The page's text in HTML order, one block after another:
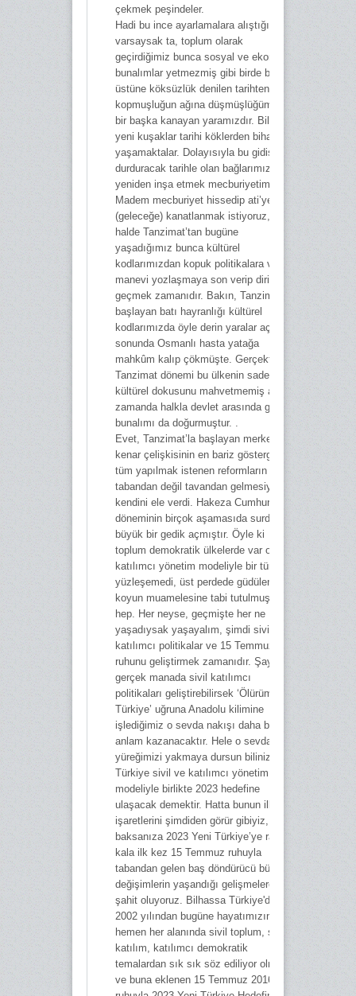
çekmek peşindeler.
Hadi bu ince ayarlamalara alıştığımızı
varsaysak ta, toplum olarak
geçirdiğimiz bunca sosyal ve ekonomik
bunalımlar yetmezmiş gibi birde bunun
üstüne köksüzlük denilen tarihten
kopmuşluğun ağına düşmüşlüğümüzde
bir başka kanayan yaramızdır. Bilhassa
yeni kuşaklar tarihi köklerden bihaber
yaşamaktalar. Dolayısıyla bu gidişatı
durduracak tarihle olan bağlarımızı
yeniden inşa etmek mecburiyetimiz var.
Madem mecburiyet hissedip ati’ye
(geleceğe) kanatlanmak istiyoruz, o
halde Tanzimat’tan bugüne
yaşadığımız bunca kültürel
kodlarımızdan kopuk politikalara ve
manevi yozlaşmaya son verip dirilişe
geçmek zamanıdır. Bakın, Tanzimat’la
başlayan batı hayranlığı kültürel
kodlarımızda öyle derin yaralar açtı ki,
sonunda Osmanlı hasta yatağa
mahkûm kalıp çökmüşte. Gerçekten
Tanzimat dönemi bu ülkenin sadece
kültürel dokusunu mahvetmemiş aynı
zamanda halkla devlet arasında güven
bunalımı da doğurmuştur. .
Evet, Tanzimat’la başlayan merkez-
kenar çelişkisinin en bariz göstergesi
tüm yapılmak istenen reformların
tabandan değil tavandan gelmesiyle
kendini ele verdi. Hakeza Cumhuriyet
döneminin birçok aşamasıda surda
büyük bir gedik açmıştır. Öyle ki
toplum demokratik ülkelerde var olan
katılımcı yönetim modeliyle bir türlü
yüzleşemedi, üst perdede güdülen
koyun muamelesine tabi tutulmuştur
hep. Her neyse, geçmişte her ne
yaşadıysak yaşayalım, şimdi sivil
katılımcı politikalar ve 15 Temmuz
ruhunu geliştirmek zamanıdır. Şayet
gerçek manada sivil katılımcı
politikaları geliştirebilirsek ‘Ölürüm
Türkiye’ uğruna Anadolu kilimine
işlediğimiz o sevda nakışı daha bir
anlam kazanacaktır. Hele o sevda
yüreğimizi yakmaya dursun biliniz ki;
Türkiye sivil ve katılımcı yönetim
modeliyle birlikte 2023 hedefine
ulaşacak demektir. Hatta bunun ilk
işaretlerini şimdiden görür gibiyiz,
baksanıza 2023 Yeni Türkiye’ye ramak
kala ilk kez 15 Temmuz ruhuyla
tabandan gelen baş döndürücü büyük
değişimlerin yaşandığı gelişmelere
şahit oluyoruz. Bilhassa Türkiye'de
2002 yılından bugüne hayatımızın
hemen her alanında sivil toplum, sivil
katılım, katılımcı demokratik
temalardan sık sık söz ediliyor olması
ve buna eklenen 15 Temmuz 2016